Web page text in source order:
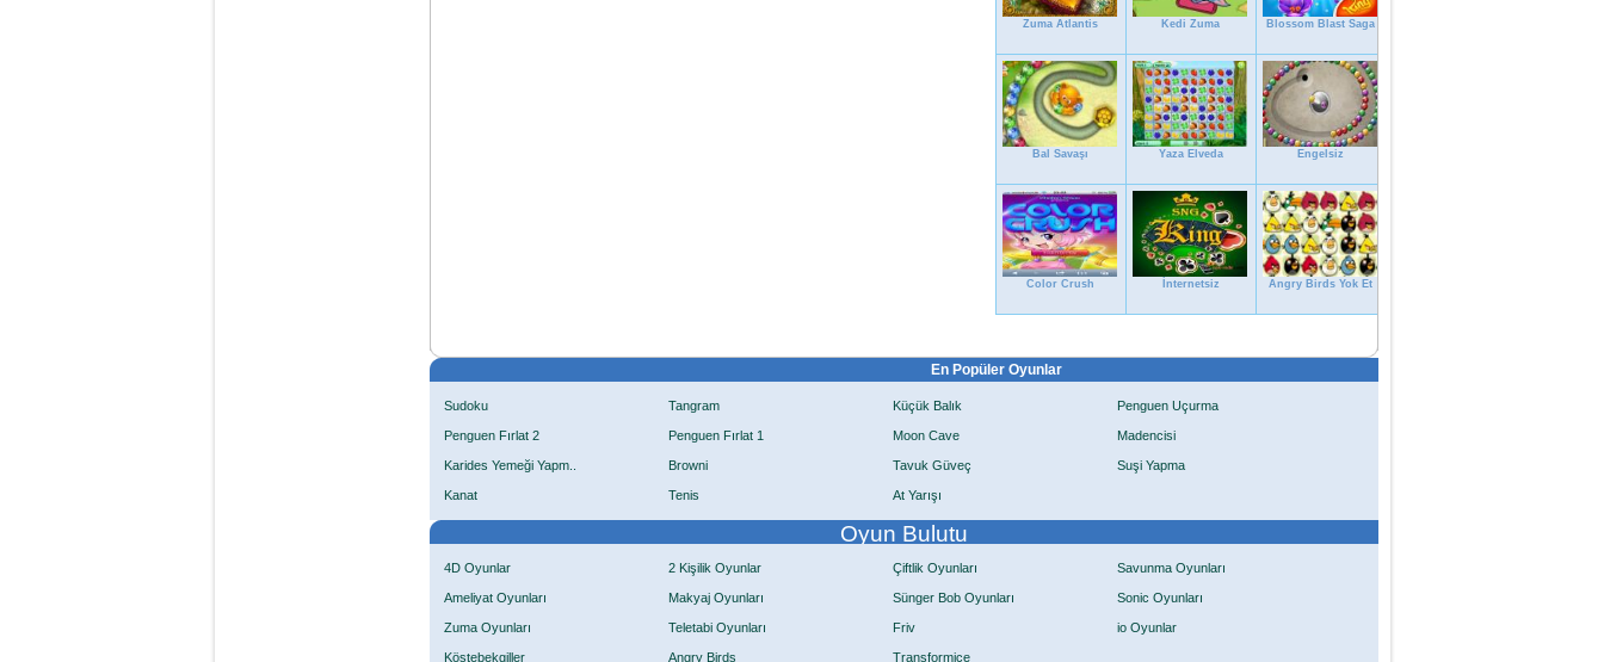
Zuma Atlantis Kedi Zuma Blossom Blast Saga
Bal Savaşı Yaza Elveda Engelsiz
Color Crush İnternetsiz Angry Birds Yok Et
En Popüler Oyunlar
Sudoku Tangram Küçük Balık Penguen Uçurma
Penguen Fırlat 2 Penguen Fırlat 1 Moon Cave Madencisi
Karides Yemeği Yapm.. Browni Tavuk Güveç Suşi Yapma
Kanat Tenis At Yarışı
Oyun Bulutu
4D Oyunlar 2 Kişilik Oyunlar Çiftlik Oyunları Savunma Oyunları
Ameliyat Oyunları Makyaj Oyunları Sünger Bob Oyunları Sonic Oyunları
Zuma Oyunları Teletabi Oyunları Friv io Oyunlar
Köstebekgiller Angry Birds Transformice